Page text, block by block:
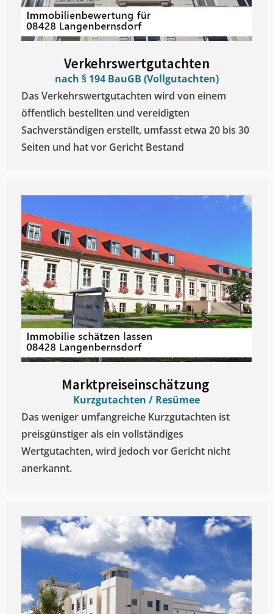
Verkehrswertgutachten
nach § 194 BauGB (Vollgutachten)
Das Verkehrswertgutachten wird von einem
öffentlich bestellten und vereidigten
Sachverständigen erstellt, umfasst etwa 20 bis 30
Seiten und hat vor Gericht Bestand
Marktpreiseinschätzung ​
Kurzgutachten / Resümee
Das weniger umfangreiche Kurzgutachten ist
preisgünstiger als ein vollständiges
Wertgutachten, wird jedoch vor Gericht nicht
anerkannt.